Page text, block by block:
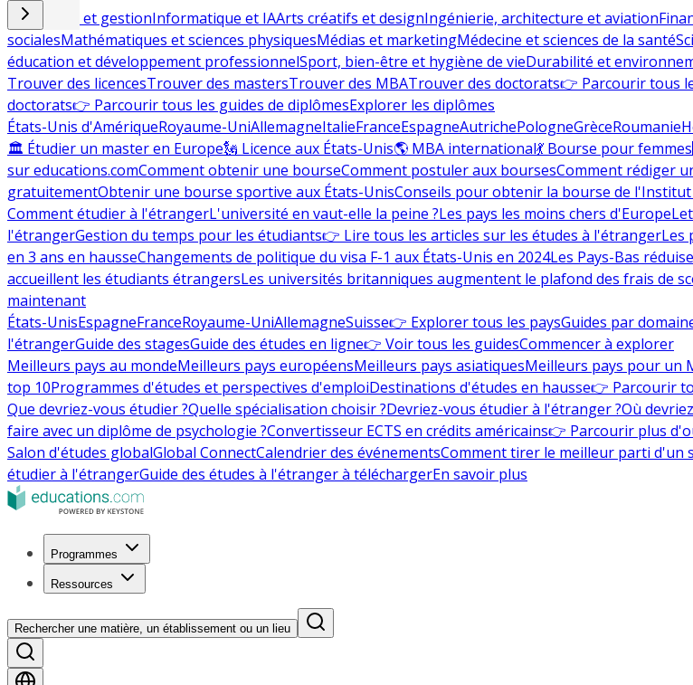
Commerce et gestionInformatique et IAArts créatifs et designIngénierie, architecture et aviation
socialesMathématiques et sciences physiquesMédias et marketingMédecine et sciences de la santé
éducation et développement professionnelSport, bien-être et hygiène de vieDurabilité et
Trouver des licencesTrouver des mastersTrouver des MBATrouver des doctorats👉 Parcourir tous
doctorats👉 Parcourir tous les guides de diplômesExplorer les diplômes
États-Unis d'AmériqueRoyaume-UniAllemagneItalieFranceEspagneAutrichePologneGrèceRoumanie
🏛 Étudier un master en Europe🗽 Licence aux États-Unis🌎 MBA international💃 Bourse pour femmes
sur educations.comComment obtenir une bourseComment postuler aux boursesComment rédiger
gratuitementObtenir une bourse sportive aux États-UnisConseils pour obtenir la bourse de l'Institut
Comment étudier à l'étrangerL'université en vaut-elle la peine ?Les pays les moins chers d'Europe
l'étrangerGestion du temps pour les étudiants👉 Lire tous les articles sur les études à l'étrangerLes
en 3 ans en hausseChangements de politique du visa F-1 aux États-Unis en 2024Les Pays-Bas
accueillent les étudiants étrangersLes universités britanniques augmentent le plafond des frais de
maintenant
États-UnisEspagneFranceRoyaume-UniAllemagneSuisse👉 Explorer tous les paysGuides par
l'étrangerGuide des stagesGuide des études en ligne👉 Voir tous les guidesCommencer à explorer
Meilleurs pays au mondeMeilleurs pays européensMeilleurs pays asiatiquesMeilleurs pays pour un
top 10Programmes d'études et perspectives d'emploiDestinations d'études en hausse👉 Parcourir
Que devriez-vous étudier ?Quelle spécialisation choisir ?Devriez-vous étudier à l'étranger ?Où
faire avec un diplôme de psychologie ?Convertisseur ECTS en crédits américains👉 Parcourir plus
Salon d'études globalGlobal ConnectCalendrier des événementsComment tirer le meilleur parti d'un
étudier à l'étrangerGuide des études à l'étranger à téléchargerEn savoir plus
Programmes
Ressources
Rechercher une matière, un établissement ou un lieu